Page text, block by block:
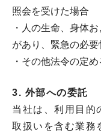
照会を受けた場合
・人の生命、身体
があり、緊急の必
・その他法令の定
3. 外部への委託
当社は、利用目的
取扱いを含む業務